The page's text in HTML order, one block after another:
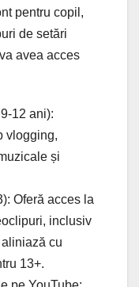
pentru copil,
de setări
avea acces
12 ani):
vlogging,
și
Oferă acces la
inclusiv
cu
13+.